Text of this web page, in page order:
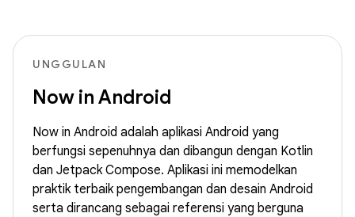
UNGGULAN
Now in Android
Now in Android adalah aplikasi Android yang
berfungsi sepenuhnya dan dibangun dengan Kotlin
dan Jetpack Compose. Aplikasi ini memodelkan
praktik terbaik pengembangan dan desain Android
serta dirancang sebagai referensi yang berguna